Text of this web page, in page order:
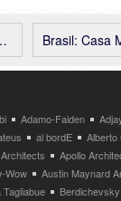
Brasil: Casa
Adamo-Faiden
al bordE
Alberto
Apollo
Wow
Austin Maynard
Tagliabue